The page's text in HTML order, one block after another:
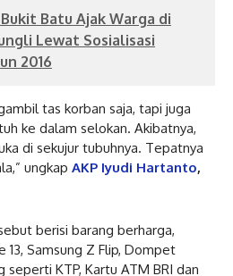
Batu Ajak Warga di
Lewat Sosialisasi
2016
tas korban saja, tapi juga
ke dalam selokan. Akibatnya,
di sekujur tubuhnya. Tepatnya
ungkap AKP Iyudi Hartanto,
berisi barang berharga,
13, Samsung Z Flip, Dompet
KTP, Kartu ATM BRI dan